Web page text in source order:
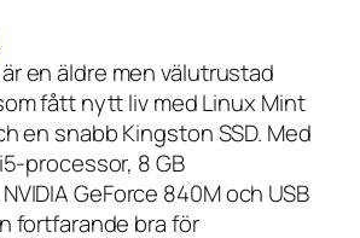
är en äldre men välutrustad
fått nytt liv med Linux Mint
en snabb Kingston SSD. Med
processor, 8 GB
GeForce 840M och USB
fortfarande bra för